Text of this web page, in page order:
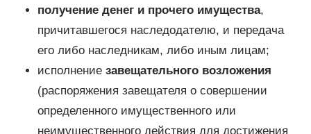
получение денег и прочего имущества,
причитавшегося наследодателю, и передача
его либо наследникам, либо иным лицам;
исполнение завещательного возложения
(распоряжения завещателя о совершении
определенного имущественного или
неимущественного действия для достижения